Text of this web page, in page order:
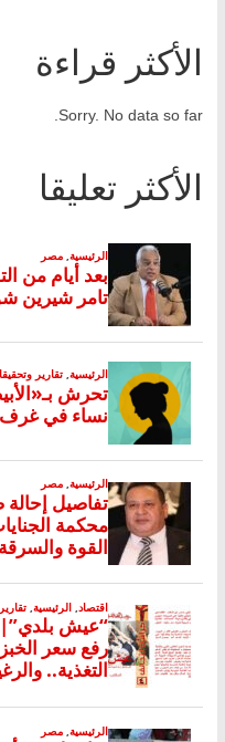
الأكثر قراءة
Sorry. No data so far.
الأكثر تعليقا